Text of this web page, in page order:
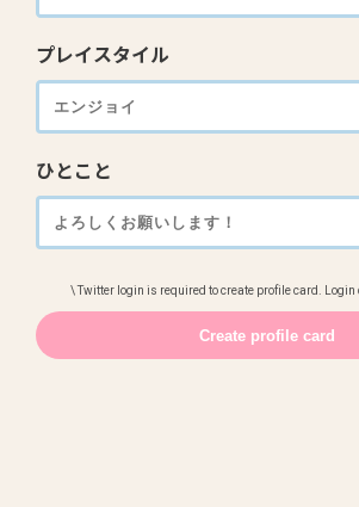
プレイスタイル
ひとこと
\ Twitter login is required to create profile card. Login